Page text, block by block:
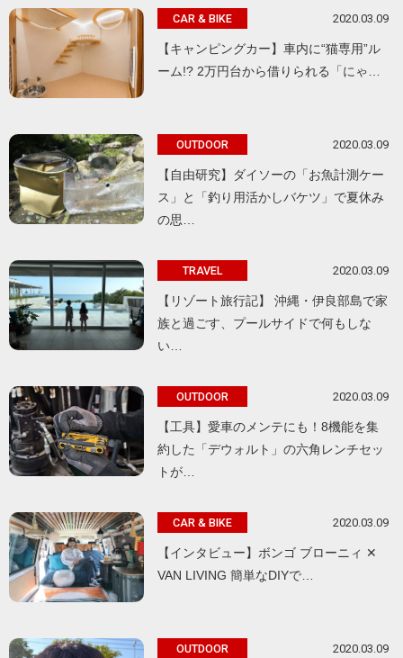
CAR & BIKE 2020.03.09
【キャンピングカー】車内に“猫専用”ル
ーム!? 2万円台から借りられる「にゃ…
OUTDOOR 2020.03.09
【自由研究】ダイソーの「お魚計測ケー
ス」と「釣り用活かしバケツ」で夏休み
の思…
TRAVEL 2020.03.09
【リゾート旅行記】 沖縄・伊良部島で家
族と過ごす、プールサイドで何もしな
い…
OUTDOOR 2020.03.09
【工具】愛車のメンテにも！8機能を集
約した「デウォルト」の六角レンチセッ
トが…
CAR & BIKE 2020.03.09
【インタビュー】ボンゴ ブローニィ ✕
VAN LIVING 簡単なDIYで…
OUTDOOR 2020.03.09